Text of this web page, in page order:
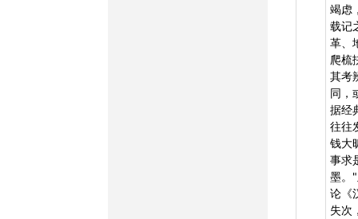
竭虑
载记
革、
爬梳
其考
同，
据经
往往
钱大
事求
墨。
论《
失次